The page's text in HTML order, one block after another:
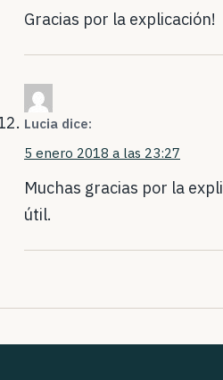
Gracias por la explicación!
Lucia dice:
5 enero 2018 a las 23:27
Muchas gracias por la
útil.